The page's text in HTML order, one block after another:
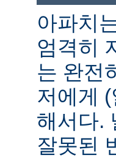
아파치
엄격히
는 완전
저에게
해서다.
잘못된